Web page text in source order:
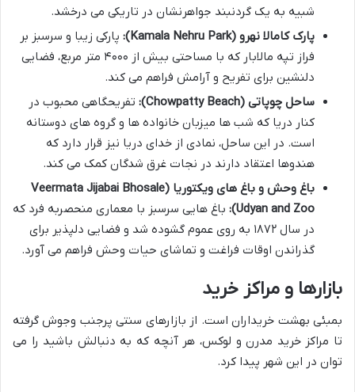
شبیه به یک گردنبند جواهرنشان در تاریکی می درخشد.
پارک کامالا نهرو (Kamala Nehru Park):
پارکی زیبا و سرسبز بر
فراز تپه مالابار که با مساحتی بیش از ۴۰۰۰ متر مربع، فضایی
دلنشین برای تفریح و آرامش فراهم می کند.
ساحل چوپاتی (Chowpatty Beach):
تفریحگاهی محبوب در
کنار دریا که شب ها میزبان خانواده ها و گروه های دوستانه
است. در این ساحل، نمادی از خدای دریا نیز قرار دارد که
هندوها اعتقاد دارند در نجات غرق شدگان کمک می کند.
باغ وحش و باغ های ویکتوریا (Veermata Jijabai Bhosale
Udyan and Zoo):
باغ هایی سرسبز با معماری منحصربه فرد که
در سال ۱۸۷۲ به روی عموم گشوده شد و فضایی دلپذیر برای
گذراندن اوقات فراغت و تماشای حیات وحش فراهم می آورد.
بازارها و مراکز خرید
بمبئی بهشت خریداران است. از بازارهای سنتی پرجنب وجوش گرفته
تا مراکز خرید مدرن و لوکس، هر آنچه که به دنبالش باشید را می
توان در این شهر پیدا کرد.